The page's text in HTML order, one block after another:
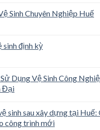
Sinh Chuyên Nghiệp Huế
sinh định kỳ
Dụng Vệ Sinh Công
Đại
sinh sau xây dựng tại Huế:
công trình mới